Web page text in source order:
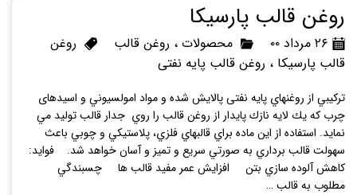
روغن قالب پارسیکا
۲۶ مرداد ۰۰ محصولات ، روغن قالب
روغن
قالب پارسیکا ، روغن قالب پایه نفتی
تركيبي از روغنهاي پایه نفتی پالايش شده و مواد امولسيوني و اسیدهای
چرب كه يك لايه نازك پايدار از روغن قالب را روي جدار قالب توليد مي
نمايد. استفاده از اين ماده براي قالبهاي فلزي، پلاستيكي و چوبي باعث
سهولت قالب برداري به صورتي سريع و تميز و آسان خواهد شد. فواید:
كاهش آلوده سازي بتن افزايش عمر مفيد قالب ها چسبندگي
مطلوب به قالب …